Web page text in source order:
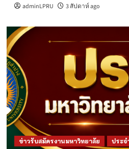
adminLPRU 3 สัปดาห์ ago
ข่าวรับสมัครงานมหาวิทยาลัย ประจ